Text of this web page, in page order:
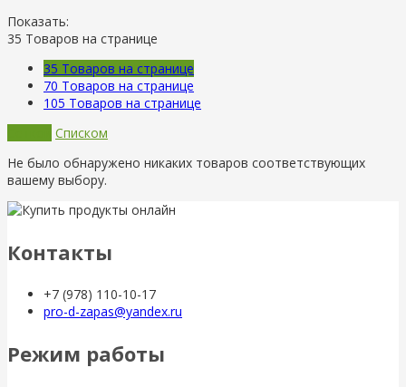
Показать:
35 Товаров на странице
35 Товаров на странице
70 Товаров на странице
105 Товаров на странице
Списком
Не было обнаружено никаких товаров соответствующих
вашему выбору.
Контакты
+7 (978) 110-10-17
pro-d-zapas@yandex.ru
Режим работы